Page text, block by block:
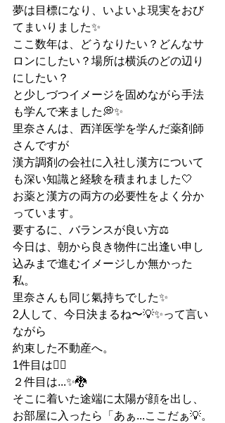
夢は目標になり、いよいよ現実をおび
てまいりました✨
ここ数年は、どうなりたい？どんなサ
ロンにしたい？場所は横浜のどの辺り
にしたい？
と少しづつイメージを固めながら手法
も学んで来ました💭✨
里奈さんは、西洋医学を学んだ薬剤師
さんですが
漢方調剤の会社に入社し漢方について
も深い知識と経験を積まれました🤍
お薬と漢方の両方の必要性をよく分か
っています。
要するに、バランスが良い方⚖️
今日は、朝から良き物件に出逢い申し
込みまで進むイメージしか無かった
私。
里奈さんも同じ氣持ちでした✨
2人して、今日決まるね〜💡✨って言い
ながら
約束した不動産へ。
1件目は🙅‍♀️
２件目は...✨🐉
そこに着いた途端に太陽が顔を出し、
お部屋に入ったら「あぁ...ここだぁ💡。